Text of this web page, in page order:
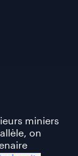
miniers
on